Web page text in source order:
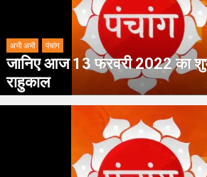
अभी अभी पंचांग
जानिए आज 13 फरवरी 2022 का
राहुकाल